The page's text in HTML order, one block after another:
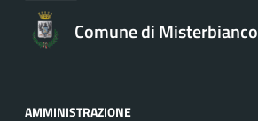
Comune di Misterbianco
AMMINISTRAZIONE